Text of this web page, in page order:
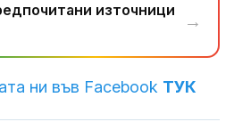
източници
→
ни във Facebook ТУК